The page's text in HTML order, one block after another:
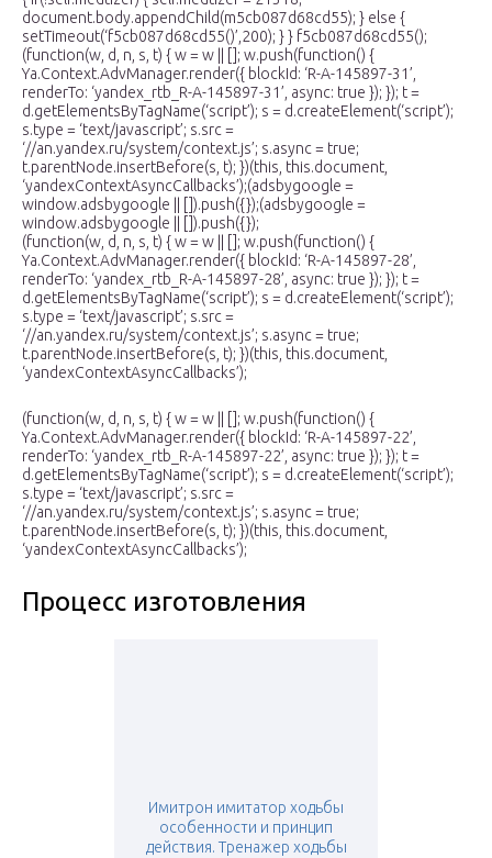
document.body.appendChild(m5cb087d68cd55); } else {
setTimeout(‘f5cb087d68cd55()’,200); } } f5cb087d68cd55();
(function(w, d, n, s, t) { w = w || []; w.push(function() {
Ya.Context.AdvManager.render({ blockId: ‘R-A-145897-31’,
renderTo: ‘yandex_rtb_R-A-145897-31’, async: true }); }); t =
d.getElementsByTagName(‘script’); s = d.createElement(‘script’);
s.type = ‘text/javascript’; s.src =
‘//an.yandex.ru/system/context.js’; s.async = true;
t.parentNode.insertBefore(s, t); })(this, this.document,
‘yandexContextAsyncCallbacks’);(adsbygoogle =
window.adsbygoogle || []).push({});(adsbygoogle =
window.adsbygoogle || []).push({});
(function(w, d, n, s, t) { w = w || []; w.push(function() {
Ya.Context.AdvManager.render({ blockId: ‘R-A-145897-28’,
renderTo: ‘yandex_rtb_R-A-145897-28’, async: true }); }); t =
d.getElementsByTagName(‘script’); s = d.createElement(‘script’);
s.type = ‘text/javascript’; s.src =
‘//an.yandex.ru/system/context.js’; s.async = true;
t.parentNode.insertBefore(s, t); })(this, this.document,
‘yandexContextAsyncCallbacks’);
(function(w, d, n, s, t) { w = w || []; w.push(function() {
Ya.Context.AdvManager.render({ blockId: ‘R-A-145897-22’,
renderTo: ‘yandex_rtb_R-A-145897-22’, async: true }); }); t =
d.getElementsByTagName(‘script’); s = d.createElement(‘script’);
s.type = ‘text/javascript’; s.src =
‘//an.yandex.ru/system/context.js’; s.async = true;
t.parentNode.insertBefore(s, t); })(this, this.document,
‘yandexContextAsyncCallbacks’);
Процесс изготовления
Имитрон имитатор ходьбы
особенности и принцип
действия. Тренажер ходьбы